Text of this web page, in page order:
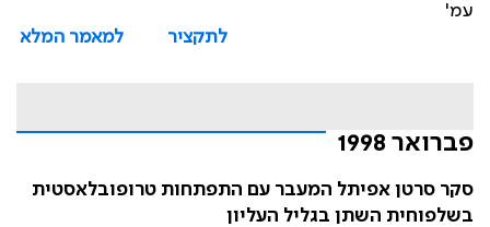
עמ'
לתקציר
למאמר המלא
פברואר 1998
סקר סרטן אפיתל המעבר עם התפתחות טרופובלאסטית
בשלפוחית השתן בגליל העליון